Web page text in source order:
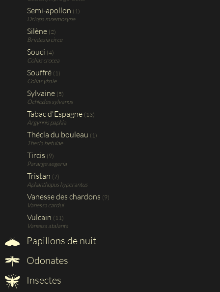
Semi-apollon (1)
Driopa mnemosyne
Silène (2)
Brintesia circe
Souci (4)
Colias crocea
Souffré (1)
Colias yhale
Sylvaine (5)
Ochlodes sylvanus
Tabac d'Espagne (13)
Argynnis paphia
Thécla du bouleau (1)
Thecla betulae
Tircis (9)
Pararge aegeria
Tristan (7)
Aphanthopus hyperantus
Vanesse des chardons (9)
Vanessa cardui
Vulcain (11)
Vanessa atalanta
Papillons de nuit
Odonates
Insectes